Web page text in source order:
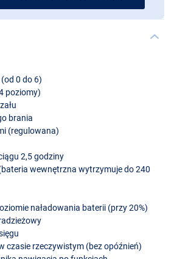
Niebieski
0 do 6)
poziomy)
brania
(regulowana)
2,5 godziny
wewnętrzna wytrzymuje do 240
naładowania baterii (przy 20%)
czasie rzeczywistym (bez opóźnień)